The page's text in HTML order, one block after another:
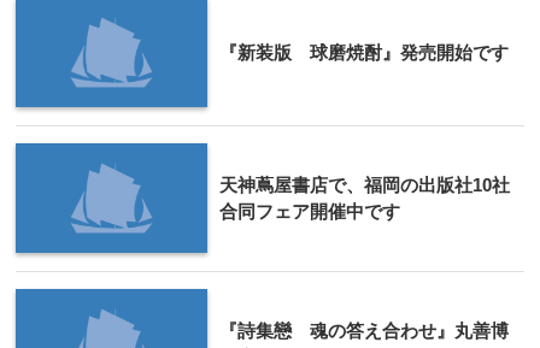
『新装版 球磨焼酎』発売開始です
天神蔦屋書店で、福岡の出版社10社
合同フェア開催中です
『詩集戀 魂の答え合わせ』丸善博